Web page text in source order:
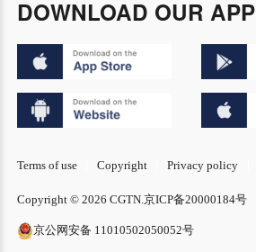
DOWNLOAD OUR APP
Terms of use Copyright Privacy policy
Copyright © 2026 CGTN. 京ICP备20000184号
京公网安备 11010502050052号